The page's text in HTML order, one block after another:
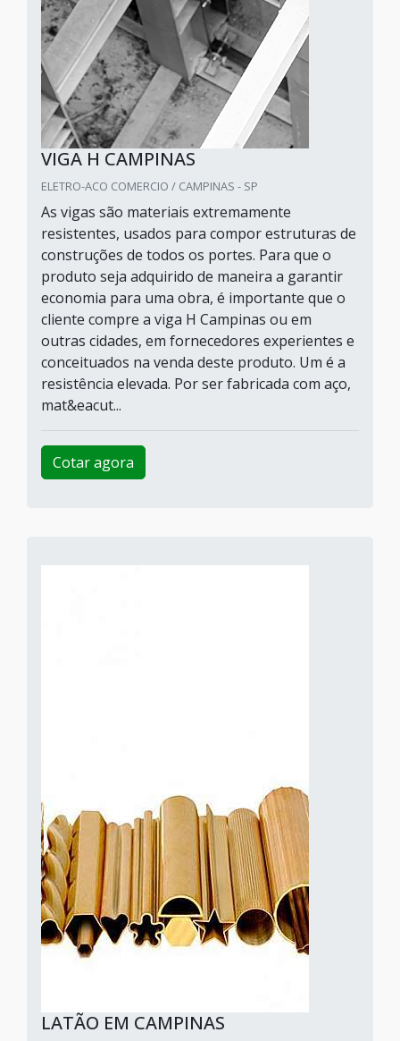
VIGA H CAMPINAS
ELETRO-ACO COMERCIO / CAMPINAS - SP
As vigas são materiais extremamente
resistentes, usados para compor estruturas de
construções de todos os portes. Para que o
produto seja adquirido de maneira a garantir
economia para uma obra, é importante que o
cliente compre a viga H Campinas ou em
outras cidades, em fornecedores experientes e
conceituados na venda deste produto. Um é a
resistência elevada. Por ser fabricada com aço,
mat&eacut...
Cotar agora
LATÃO EM CAMPINAS